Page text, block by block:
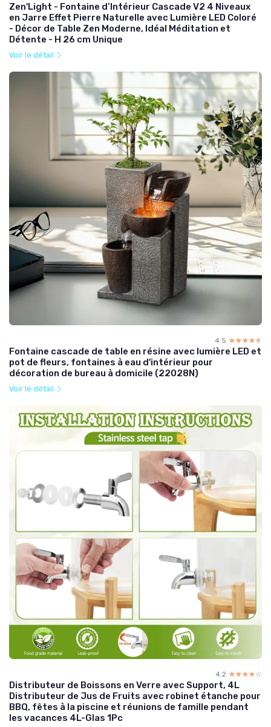
Zen'Light - Fontaine d’Intérieur Cascade V2 4 Niveaux
en Jarre Effet Pierre Naturelle avec Lumière LED Coloré
- Décor de Table Zen Moderne, Idéal Méditation et
Détente - H 26 cm Unique
Voir le détail
4.5 ☆☆☆☆☆
★★★★★
Fontaine cascade de table en résine avec lumière LED et
pot de fleurs, fontaines à eau d'intérieur pour
décoration de bureau à domicile (22028N)
Voir le détail
4.2 ☆☆☆☆☆
★★★★★
Distributeur de Boissons en Verre avec Support, 4L
Distributeur de Jus de Fruits avec robinet étanche pour
BBQ, fêtes à la piscine et réunions de famille pendant
les vacances 4L-Glas 1Pc